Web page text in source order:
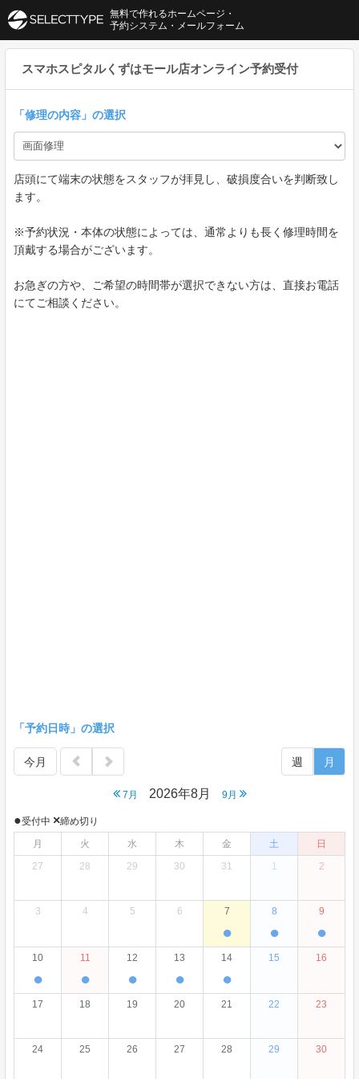
スマホスピタルくずはモール店オンライン予約受付
「修理の内容 」の選択
店頭にて端末の状態をスタッフが拝見し、破損度合いを判断致し
ます。
※予約状況・本体の状態によっては、通常よりも長く修理時間を
頂戴する場合がございます。
お急ぎの方や、ご希望の時間帯が選択できない方は、直接お電話
にてご相談ください。
「予約日時」の選択
今月
7月 2026年8月 9月
週 月
●受付中 ×締め切り
月
火 水 木 金 土
日
27
28 29 30 31 1 2
3 4 5 6 7
●
8
●
9
●
10
●
11
●
12
●
13
●
14
●
15 16
17 18 19 20 21 22 23
24 25 26 27 28 29 30
無料で作れるホームページ・
予約システム・メールフォーム